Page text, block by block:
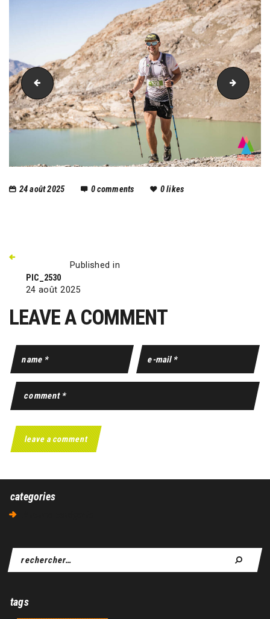
PIC_2528
24 août 2025 0comments 0likes
Published in
PIC_2530
24 août 2025
LEAVE A COMMENT
categories
tags